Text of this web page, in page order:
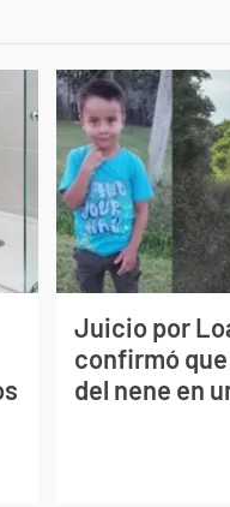
Juicio por
confirmó
del nene en